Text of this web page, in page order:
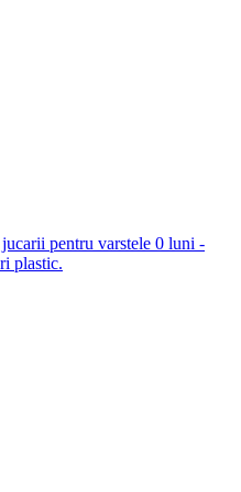
pentru varstele 0 luni -
plastic.